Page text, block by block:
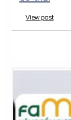
View post